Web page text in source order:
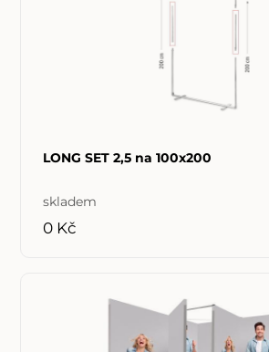
LONG SET 2,5 na 100x200
skladem
0 Kč